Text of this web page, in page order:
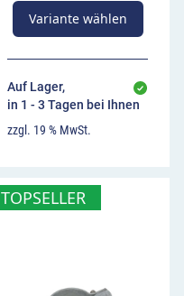
Variante wählen
Auf Lager,
in 1 - 3 Tagen bei Ihnen
zzgl. 19 % MwSt.
TOPSELLER